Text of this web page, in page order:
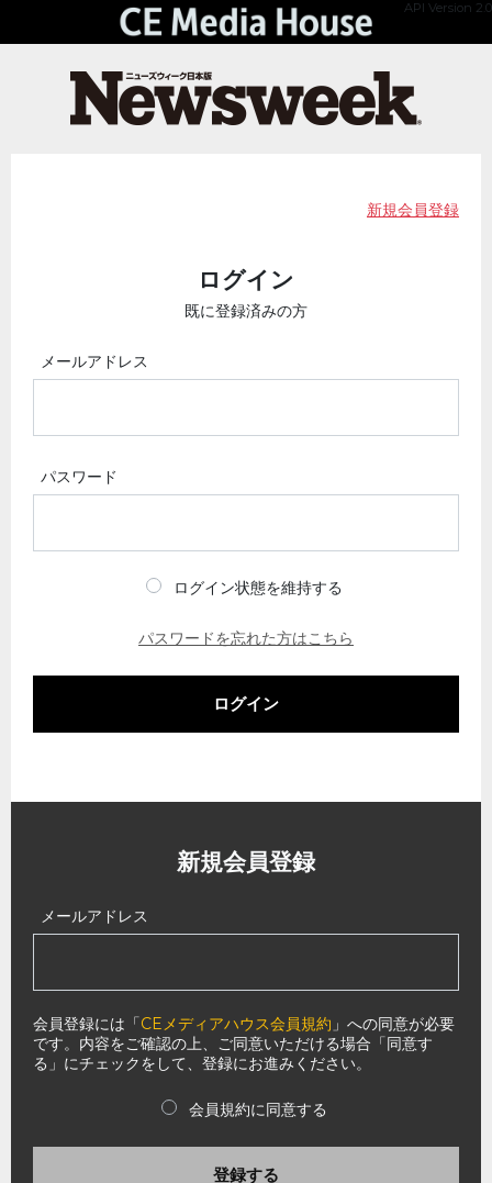
API Version 2.0
新規会員登録
ログイン
既に登録済みの方
メールアドレス
パスワード
ログイン状態を維持する
パスワードを忘れた方はこちら
ログイン
新規会員登録
メールアドレス
会員登録には「CEメディアハウス会員規約 」への同意が必要
です。内容をご確認の上、ご同意いただける場合「同意す
る」にチェックをして、登録にお進みください。
会員規約に同意する
登録する